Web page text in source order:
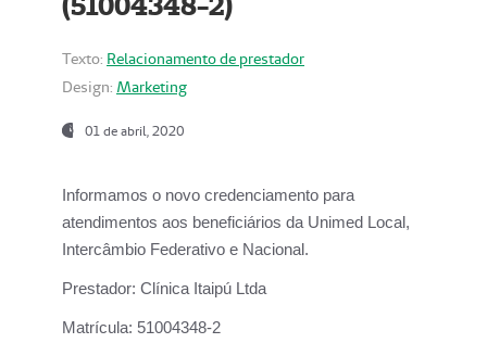
Texto: Relacionamento de prestador
Design: Marketing
01 de abril, 2020
Informamos o novo credenciamento para
atendimentos aos beneficiários da Unimed Local,
Intercâmbio Federativo e Nacional.
Prestador: Clínica Itaipú Ltda
Matrícula: 51004348-2